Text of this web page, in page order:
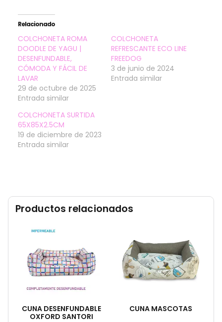
Productos relacionados
CUNA DESENFUNDABLE
OXFORD SANTORI
CUNA MASCOTAS
Relacionado
COLCHONETA ROMA
DOODLE DE YAGU |
DESENFUNDABLE,
CÓMODA Y FÁCIL DE
LAVAR
29 de octubre de 2025
Entrada similar
COLCHONETA
REFRESCANTE ECO LINE
FREEDOG
3 de junio de 2024
Entrada similar
COLCHONETA SURTIDA
65X85X2.5CM
19 de diciembre de 2023
Entrada similar